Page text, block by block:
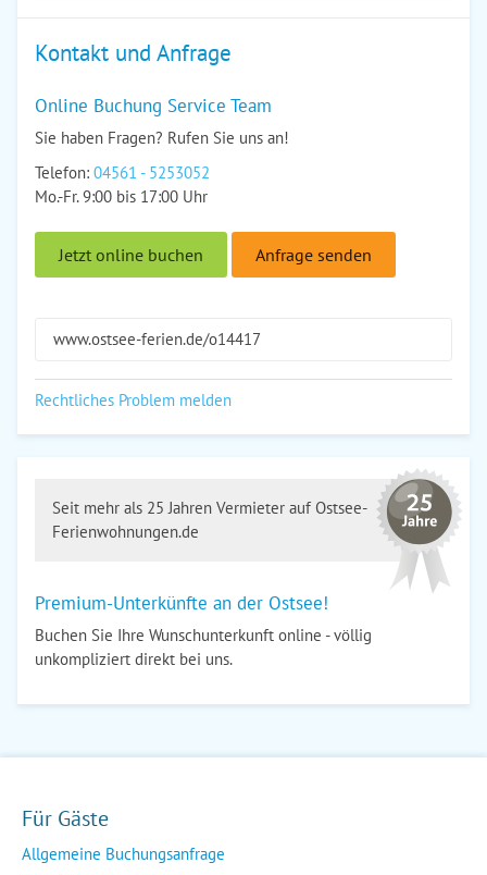
Kontakt und Anfrage
Online Buchung Service Team
Sie haben Fragen? Rufen Sie uns an!
Telefon: 04561 - 5253052
Mo.-Fr. 9:00 bis 17:00 Uhr
Jetzt online buchen Anfrage senden
www.ostsee-ferien.de/o14417
Rechtliches Problem melden
Seit mehr als 25 Jahren Vermieter auf Ostsee-
Ferienwohnungen.de
Premium-Unterkünfte an der Ostsee!
Buchen Sie Ihre Wunschunterkunft online - völlig
unkompliziert direkt bei uns.
Für Gäste
Allgemeine Buchungsanfrage